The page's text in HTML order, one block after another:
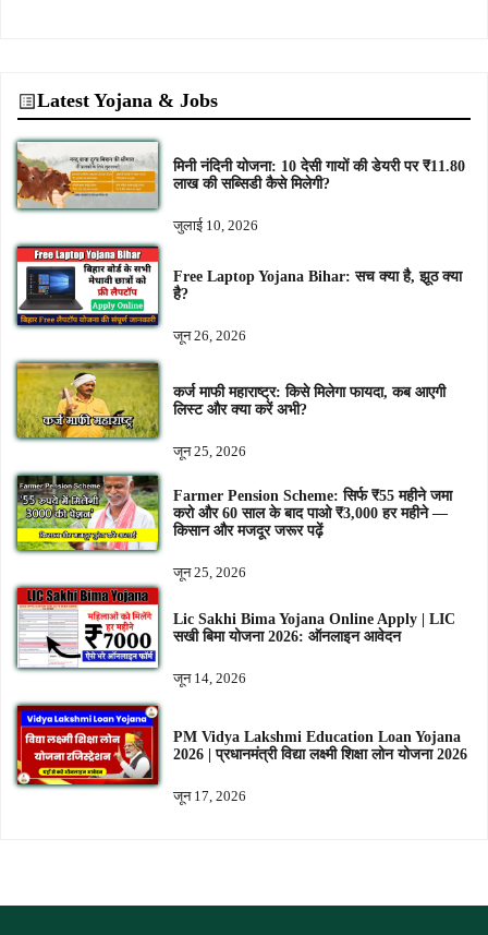
Latest Yojana & Jobs
मिनी नंदिनी योजना: 10 देसी गायों की डेयरी पर ₹11.80
लाख की सब्सिडी कैसे मिलेगी?
जुलाई 10, 2026
Free Laptop Yojana Bihar: सच क्या है, झूठ क्या
है?
जून 26, 2026
कर्ज माफी महाराष्ट्र: किसे मिलेगा फायदा, कब आएगी
लिस्ट और क्या करें अभी?
जून 25, 2026
Farmer Pension Scheme: सिर्फ ₹55 महीने जमा
करो और 60 साल के बाद पाओ ₹3,000 हर महीने —
किसान और मजदूर जरूर पढ़ें
जून 25, 2026
Lic Sakhi Bima Yojana Online Apply | LIC
सखी बिमा योजना 2026: ऑनलाइन आवेदन
जून 14, 2026
PM Vidya Lakshmi Education Loan Yojana
2026 | प्रधानमंत्री विद्या लक्ष्मी शिक्षा लोन योजना 2026
जून 17, 2026